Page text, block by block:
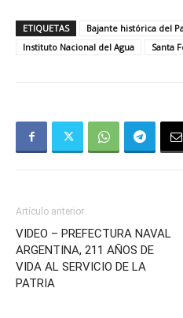
ETIQUETAS Bajante histórica del
Instituto Nacional del Agua
Santa
Artículo anterior
VIDEO – PREFECTURA NAVAL
ARGENTINA, 211 AÑOS DE
VIDA AL SERVICIO DE LA
PATRIA